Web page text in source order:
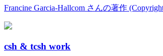
Francine Garcia-Hallcom さんの著作
csh & tcsh work